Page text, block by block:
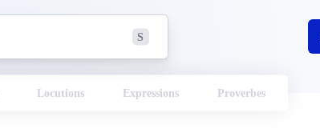
S
Locutions Expressions Proverbes